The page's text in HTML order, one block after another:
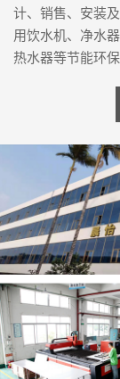
计、销售、安装
用饮水机、净水
热水器等节能环保